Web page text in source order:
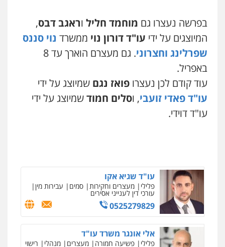
בפרשה נעצרו גם מוחמד חליל וראגב דבס,
המיוצגים על ידי עו"ד דורון נוי ממשרד נוי סננס
שפרלינג וחצרוני
. גם מעצרם הוארך עד 8
באפריל.
עוד קודם לכן נעצרו פואז נגם שמיוצג על ידי
עו"ד פאדי זועבי, וסלים חמודשמיוצג על ידי
עו"ד דוידי.
משפט פלילי
0545437431
ומעצרים
0508824984
עו"ד שגיא אקו
פלילי מעצרים וחקירות סמים עבירות מין
עורכי דין לענייני אסירים
0525279829
אלי אונגר משרד עו"ד
פלילי פשיעה חמורה מעצרים מנהלי רישוי